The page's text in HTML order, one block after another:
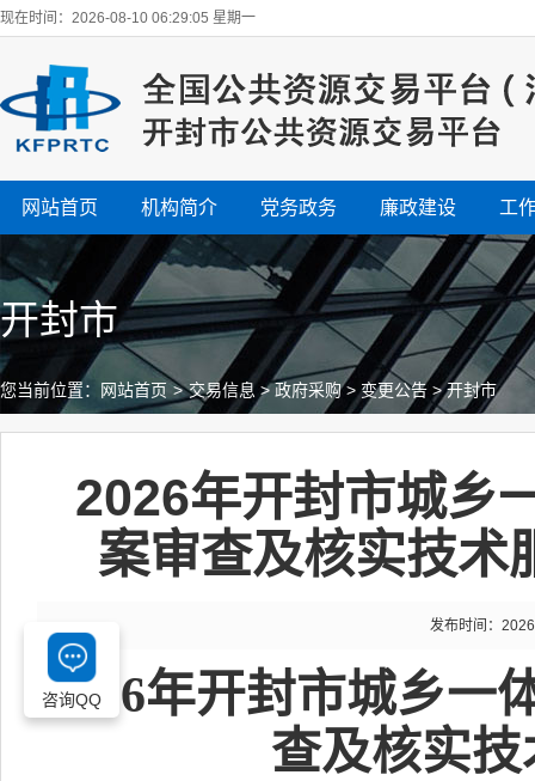
现在时间：2026-08-10 06:29:06 星期一
网站首页 机构简介 党务政务 廉政建设 工
开封市
您当前位置： 网站首页 > 交易信息 >政府采购>变更公告 >开封市
2026年开封市城乡
案审查及核实技术
发布时间：
2026年开封市城乡一
查及核实
咨询QQ